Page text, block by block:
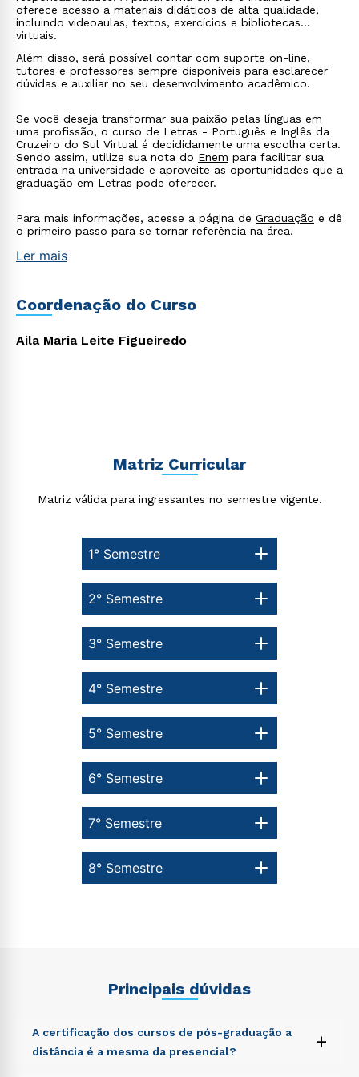
oferece acesso a materiais didáticos de alta qualidade,
incluindo videoaulas, textos, exercícios e bibliotecas
virtuais.
Além disso, será possível contar com suporte on-line,
tutores e professores sempre disponíveis para esclarecer
dúvidas e auxiliar no seu desenvolvimento acadêmico.
Se você deseja transformar sua paixão pelas línguas em
uma profissão, o curso de Letras - Português e Inglês da
Cruzeiro do Sul Virtual é decididamente uma escolha certa.
Sendo assim, utilize sua nota do Enem para facilitar sua
entrada na universidade e aproveite as oportunidades que a
graduação em Letras pode oferecer.
Para mais informações, acesse a página de Graduação e dê
o primeiro passo para se tornar referência na área.
Ler mais
Coordenação do Curso
Aila Maria Leite Figueiredo
Matriz Curricular
Matriz válida para ingressantes no semestre vigente.
1° Semestre
8° Semestre
7° Semestre
6° Semestre
5° Semestre
4° Semestre
3° Semestre
2° Semestre
Principais dúvidas
A certificação dos cursos de pós-graduação a
distância é a mesma da presencial?
+
WhatsApp
ou
Estou de acordo com aPolítica de Privacidade.e
autorizo que meus dados sejam utilizados para o
envio de conteúdos da Cruzeiro do Sul.